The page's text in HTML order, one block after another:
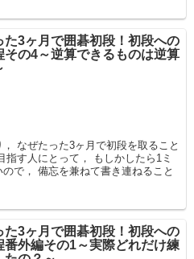
た3ヶ月で囲碁初段！初段への
その4～逆算できるものは逆算
なぜたった3ヶ月で初段を取ること
す人にとって， もしかしたら1ミ
で， 備忘を兼ねて書き連ねること
た3ヶ月で囲碁初段！初段への
番外編その1～実際どれだけ練